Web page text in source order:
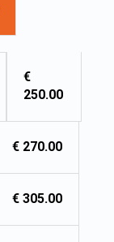
€
250.00
€ 270.00
€ 305.00